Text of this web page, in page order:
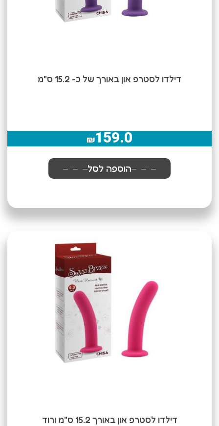
דילדו לסטרפ און באורך של כ- 15.2 ס"מ
₪159.0
הוספה לסל
דילדו לסטרפ און באורך 15.2 ס"מ ורוד